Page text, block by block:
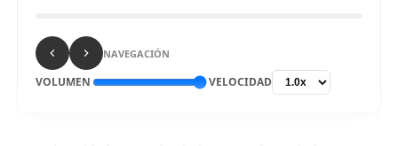
Gobierno designa a José Aguilar Reátegui como nuevo
presidente de la ATU – Diario Nacional Realidad.PE
DON'T MISS
NAVEGACIÓN
VOLUMEN VELOCIDAD